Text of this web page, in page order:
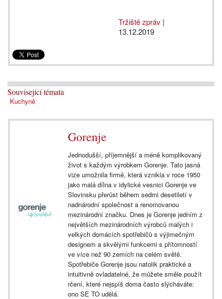
Tržiště zpráv |
13.12.2019
Související témata
Kuchyně
Gorenje
Jednodušší, příjemnější a méně komplikovaný
život s každým výrobkem Gorenje. Tato jasná
vize umožnila firmě, která vznikla v roce 1950
jako malá dílna v idylické vesnici Gorenje ve
Slovinsku přerůst během sedmi desetiletí v
nadnárodní společnost a renomovanou
mezinárodní značku. Dnes je Gorenje jedním z
největších mezinárodních výrobců malých i
velkých domácích spotřebičů s výjimečným
designem a skvělými funkcemi s přítomností
ve více než 90 zemích na celém světě.
Spotřebiče Gorenje jsou natolik praktické a
intuitivně ovladatelné, že můžete směle použít
rčení, které nejspíš doma často slýcháváte:
ono SE TO udělá.